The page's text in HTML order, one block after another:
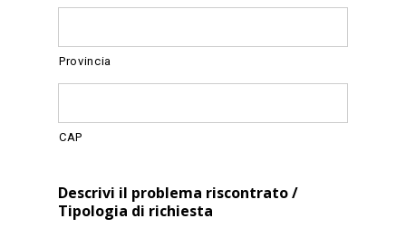
Provincia
CAP
Descrivi il problema riscontrato /
Tipologia di richiesta